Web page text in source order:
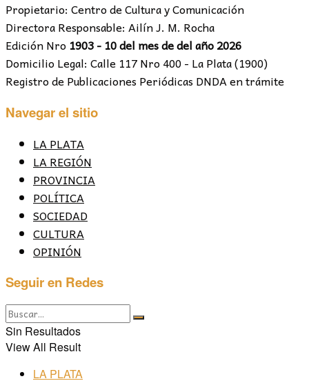
Propietario: Centro de Cultura y Comunicación
Directora Responsable: Ailín J. M. Rocha
Edición Nro 1903 - 10 del mes de del año 2026
Domicilio Legal: Calle 117 Nro 400 - La Plata (1900)
Registro de Publicaciones Periódicas DNDA en trámite
Navegar el sitio
LA PLATA
LA REGIÓN
PROVINCIA
POLÍTICA
SOCIEDAD
CULTURA
OPINIÓN
Seguir en Redes
Sin Resultados
View All Result
LA PLATA